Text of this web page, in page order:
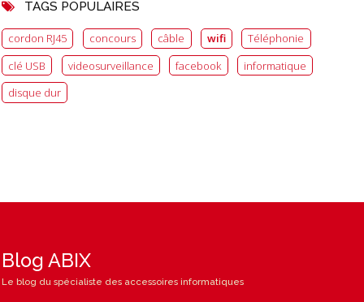
TAGS POPULAIRES
cordon RJ45 concours câble wifi
Téléphonie
clé USB
videosurveillance facebook
informatique
disque dur
Blog ABIX
Le blog du spécialiste des accessoires informatiques